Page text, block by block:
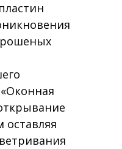
оставляя